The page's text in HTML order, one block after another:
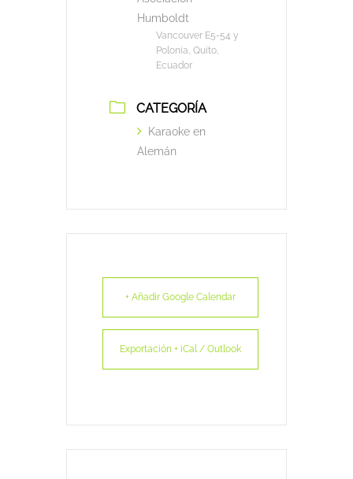
Humboldt
Vancouver E5-54 y
Polonia, Quito,
Ecuador
CATEGORÍA
Karaoke en
Alemán
+ Añadir Google Calendar
Exportación + iCal / Outlook